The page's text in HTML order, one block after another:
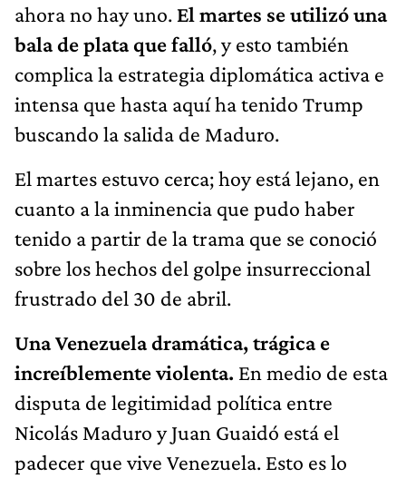
ahora no hay uno. El martes se utilizó una
bala de plata que falló, y esto también
complica la estrategia diplomática activa e
intensa que hasta aquí ha tenido Trump
buscando la salida de Maduro.
El martes estuvo cerca; hoy está lejano, en
cuanto a la inminencia que pudo haber
tenido a partir de la trama que se conoció
sobre los hechos del golpe insurreccional
frustrado del 30 de abril.
Una Venezuela dramática, trágica e
increíblemente violenta. En medio de esta
disputa de legitimidad política entre
Nicolás Maduro y Juan Guaidó está el
padecer que vive Venezuela. Esto es lo